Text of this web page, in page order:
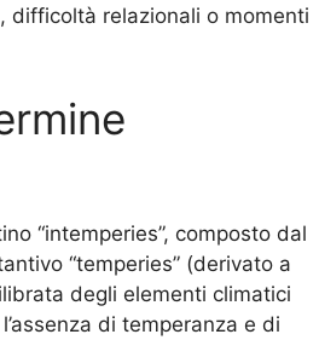
difficoltà relazionali o momenti
“intemperies”, composto dal
“temperies” (derivato a
degli elementi climatici
di temperanza e di